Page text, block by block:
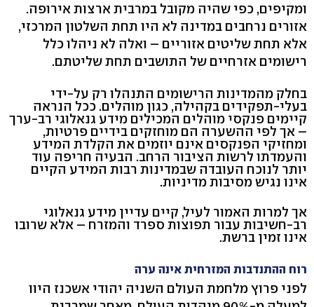
ומקיפים, כפי שהיה מקובל במרבית ארצות אירופה.
אזורים נרחבים במדינה לא היו תחת השלטון המרכזי,
אלא תחת שליטים אזוריים – ואלה לא ניהלו כלל
רישומים אזרחיים של התושבים תחת שליטתם.
בחלק מהמדינות הרישומים התנהלו רק על-ידי
בעלי-תפקידים בקהילה, כגון מוהלים. ככל הנראה
קיימים פנקסי מוהלים המכילים מידע גנאלוגי רב-ערך
– אך לפי ההשערה הם מוחזקים בידיים פרטיות,
ומחזיקי הפנקסים אינם יוזמים את הקלדת המידע
והעמדתו לרשות הציבור הרחב. הבעיה חריפה עוד
יותר לנוכח העובדה שבמדינות רבות המידע הקיים
אינו נגיש מסיבות מדיניות.
אך למרות האמור לעיל, קיים עדיין מידע גנאלוגי
רב-חשיבות עבור תפוצות ספרד והמזרח – אלא שרובו
אינו זמין ברשת.
רוח ההתנדבות המזרחית אינה ערה
לפני פרוץ מלחמת העולם השניה יהודי אשכנז היוו